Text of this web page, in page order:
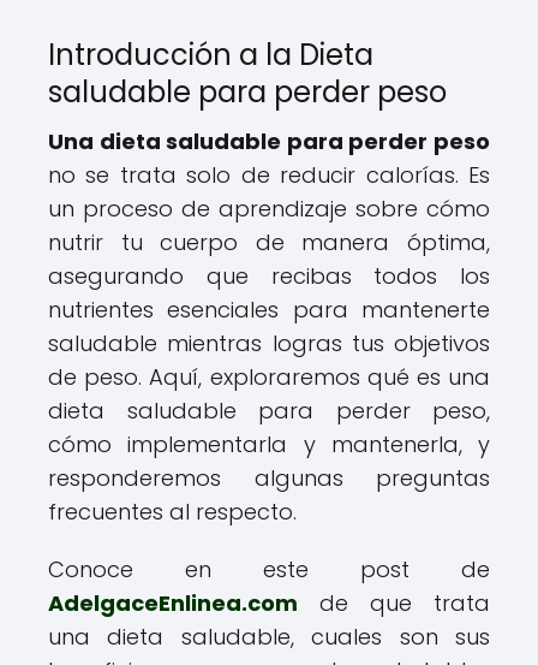
Introducción a la Dieta
saludable para perder peso
Una dieta saludable para perder peso
no se trata solo de reducir calorías. Es
un proceso de aprendizaje sobre cómo
nutrir tu cuerpo de manera óptima,
asegurando que recibas todos los
nutrientes esenciales para mantenerte
saludable mientras logras tus objetivos
de peso. Aquí, exploraremos qué es una
dieta saludable para perder peso,
cómo implementarla y mantenerla, y
responderemos algunas preguntas
frecuentes al respecto.
Conoce en este post de
AdelgaceEnlinea.com de que trata
una dieta saludable, cuales son sus